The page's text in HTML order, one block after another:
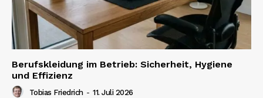
Berufskleidung im Betrieb: Sicherheit, Hygiene
und Effizienz
Tobias Friedrich - 11. Juli 2026